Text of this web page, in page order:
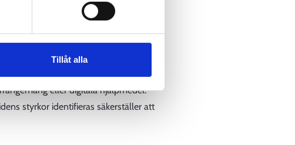
Tillåt alla
med att klara av matematiska
problem.
är arbetsgivaren skyldig att
eller digitala hjälpmedel.
styrkor identifieras säkerställer att